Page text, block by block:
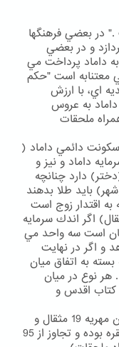
در بعضي فرهنگها
و در بعضي
داماد پرداخت مي
معتنابه است "حكم
اي، با ارزش
به عروس
اقدس همراه ملحقات
دائمي داماد (
داماد و نيز و
دارد چنانچه
بايد طلا بدهند
اقتدار زوج است
است يك واحد مي دهد ( 19 مثقال) اگر اندك سرمايه
سر و سامان است سه واحد مي
4 واحد مي دهد و اگر در نهايت
بسته به اتفاق ميان
نوع در ميان
اتفاق حاصل شود ،مجري گردد."(ص 172 كتاب اقدس و
بر اساس احكام ديانت بهايي حداقل ميزان مهريه 19 مثقال و
حد اكثر آن 95 مثقال است كه از طلا يا نقره بوده و تجاوز از 95